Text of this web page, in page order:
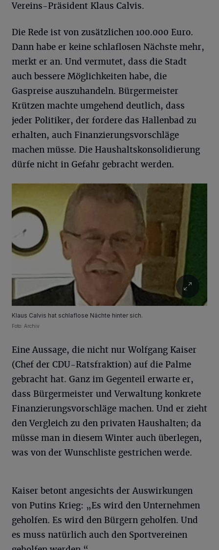
Vereins-Präsident Klaus Calvis.
Die Rede ist von zusätzlichen 100.000 Euro.
Dann habe er keine schlaflosen Nächste mehr,
merkt er an. Und vermutet, dass die Stadt
auch bessere Möglichkeiten habe, die
Gaspreise auszuhandeln. Bürgermeister
Krützen machte umgehend deutlich, dass
jeder Politiker, der fordere das Hallenbad zu
erhalten, auch Finanzierungsvorschläge
machen müsse. Die Haushaltskonsolidierung
dürfe nicht in Gefahr gebracht werden.
Klaus Calvis hat schlaflose Nächte hinter sich.
Foto: Archiv
Eine Aussage, die nicht nur Wolfgang Kaiser
(Chef der CDU-Ratsfraktion) auf die Palme
gebracht hat. Ganz im Gegenteil erwarte er,
dass Bürgermeister und Verwaltung konkrete
Finanzierungsvorschläge machen. Und er zieht
den Vergleich zu den privaten Haushalten; da
müsse man in diesem Winter auch überlegen,
was von der Wunschliste gestrichen werde.
Kaiser betont angesichts der Auswirkungen
von Putins Krieg: „Es wird den Unternehmen
geholfen. Es wird den Bürgern geholfen. Und
es muss natürlich auch den Sportvereinen